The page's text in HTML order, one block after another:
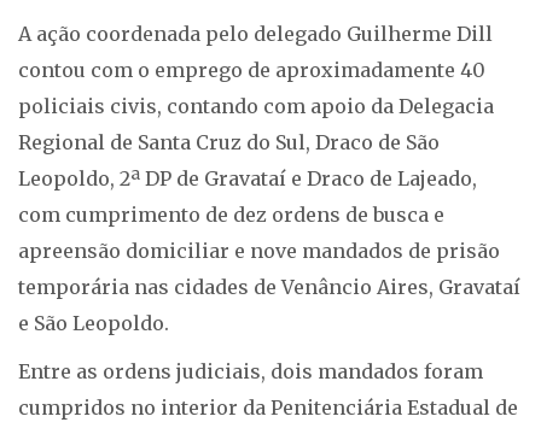
A ação coordenada pelo delegado Guilherme Dill
contou com o emprego de aproximadamente 40
policiais civis, contando com apoio da Delegacia
Regional de Santa Cruz do Sul, Draco de São
Leopoldo, 2ª DP de Gravataí e Draco de Lajeado,
com cumprimento de dez ordens de busca e
apreensão domiciliar e nove mandados de prisão
temporária nas cidades de Venâncio Aires, Gravataí
e São Leopoldo.
Entre as ordens judiciais, dois mandados foram
cumpridos no interior da Penitenciária Estadual de